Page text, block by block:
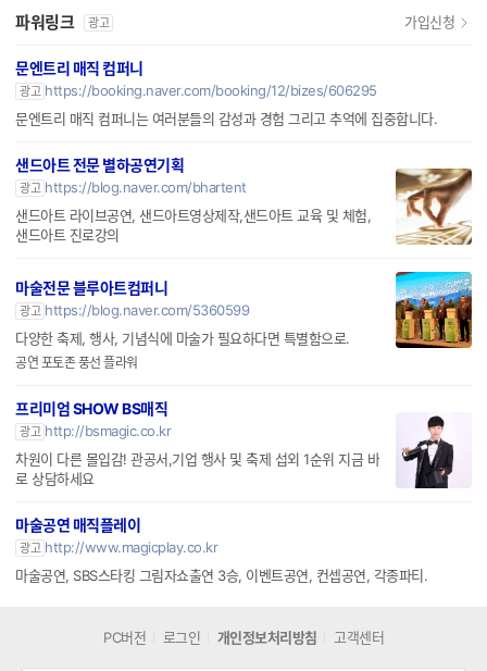
파워링크 광고 가입신청
문엔트리 매직 컴퍼니
광고 https://booking.naver.com/booking/12/bizes/606295
문엔트리 매직 컴퍼니는 여러분들의 감성과 경험 그리고 추억에 집중합니다.
샌드아트 전문 별하공연기획
광고 https://blog.naver.com/bhartent
샌드아트 라이브공연, 샌드아트영상제작,샌드아트 교육 및 체험,
샌드아트 진로강의
마술전문 블루아트컴퍼니
광고 https://blog.naver.com/5360599
다양한 축제, 행사, 기념식에 마술가 필요하다면 특별함으로.
공연 포토존 풍선 플라워
프리미엄 SHOW BS매직
광고 http://bsmagic.co.kr
차원이 다른 몰입감! 관공서,기업 행사 및 축제 섭외 1순위 지금 바
로 상담하세요
마술공연 매직플레이
광고 http://www.magicplay.co.kr
마술공연, SBS스타킹 그림자쇼출연 3승, 이벤트공연, 컨셉공연, 각종파티.
PC버전 로그인 개인정보처리방침 고객센터